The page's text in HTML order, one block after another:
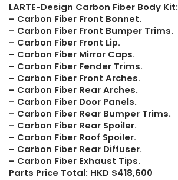
LARTE-Design Carbon Fiber Body Kit:
– Carbon Fiber Front Bonnet.
– Carbon Fiber Front Bumper Trims.
– Carbon Fiber Front Lip.
– Carbon Fiber Mirror Caps.
– Carbon Fiber Fender Trims.
– Carbon Fiber Front Arches.
– Carbon Fiber Rear Arches.
– Carbon Fiber Door Panels.
– Carbon Fiber Rear Bumper Trims.
– Carbon Fiber Rear Spoiler.
– Carbon Fiber Roof Spoiler.
– Carbon Fiber Rear Diffuser.
– Carbon Fiber Exhaust Tips.
Parts Price Total: HKD $418,600